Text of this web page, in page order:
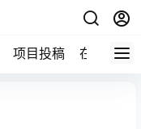
项目投稿 在线工具